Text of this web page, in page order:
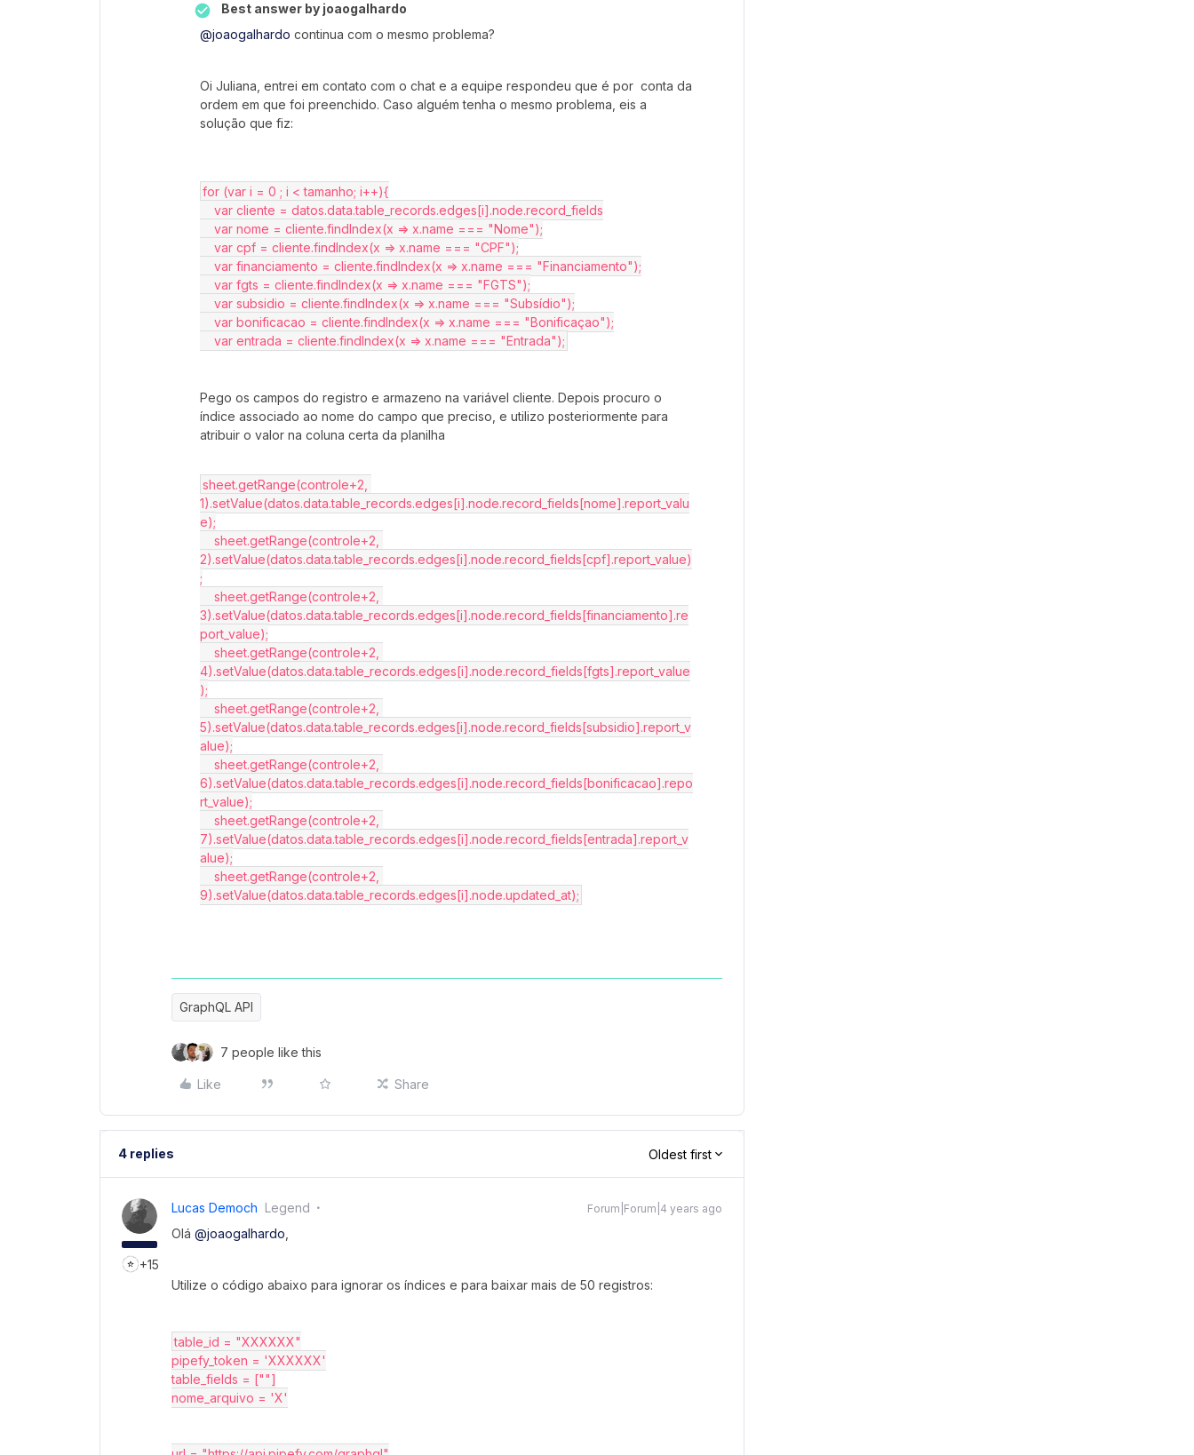
Best answer by joaogalhardo
@joaogalhardo continua com o mesmo problema?
Oi Juliana, entrei em contato com o chat e a equipe respondeu que é por conta da
ordem em que foi preenchido. Caso alguém tenha o mesmo problema, eis a
solução que fiz:
for (var i = 0 ; i < tamanho; i++){
    var cliente = datos.data.table_records.edges[i].node.record_fields
    var nome = cliente.findIndex(x => x.name === "Nome");
    var cpf = cliente.findIndex(x => x.name === "CPF");
    var financiamento = cliente.findIndex(x => x.name === "Financiamento");
    var fgts = cliente.findIndex(x => x.name === "FGTS");
    var subsidio = cliente.findIndex(x => x.name === "Subsídio");
    var bonificacao = cliente.findIndex(x => x.name === "Bonificaçao");
    var entrada = cliente.findIndex(x => x.name === "Entrada");
Pego os campos do registro e armazeno na variável cliente. Depois procuro o
índice associado ao nome do campo que preciso, e utilizo posteriormente para
atribuir o valor na coluna certa da planilha
sheet.getRange(controle+2,
1).setValue(datos.data.table_records.edges[i].node.record_fields[nome].report_valu
e);
2).setValue(datos.data.table_records.edges[i].node.record_fields[cpf].report_value)
;
3).setValue(datos.data.table_records.edges[i].node.record_fields[financiamento].re
port_value);
4).setValue(datos.data.table_records.edges[i].node.record_fields[fgts].report_value
);
5).setValue(datos.data.table_records.edges[i].node.record_fields[subsidio].report_v
alue);
6).setValue(datos.data.table_records.edges[i].node.record_fields[bonificacao].repo
rt_value);
7).setValue(datos.data.table_records.edges[i].node.record_fields[entrada].report_v
alue);
9).setValue(datos.data.table_records.edges[i].node.updated_at);
GraphQL API
7 people like this
Like Share
4 replies Oldest first
+15
Lucas Democh Legend Forum|Forum|4 years ago
Olá @joaogalhardo
Utilize o código abaixo para ignorar os índices e para baixar mais de 50 registros:
table_id = "XXXXXX"
pipefy_token = 'XXXXXX'
table_fields = [""]
nome_arquivo = 'X'